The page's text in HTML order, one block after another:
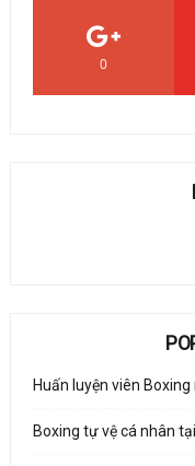
0
Huấn luyện viên
Boxing tự vệ cá nhân